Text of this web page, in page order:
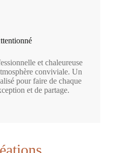
et chaleureuse
conviviale. Un
pour faire de chaque
et de partage.